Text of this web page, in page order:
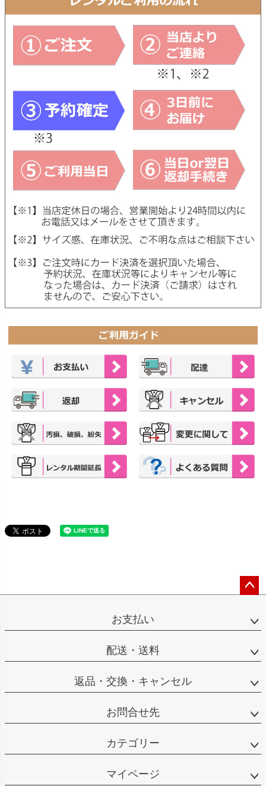
ップ
お支払い
配送・送料
返品・交換・キャンセル
お問合せ先
カテゴリー
マイページ